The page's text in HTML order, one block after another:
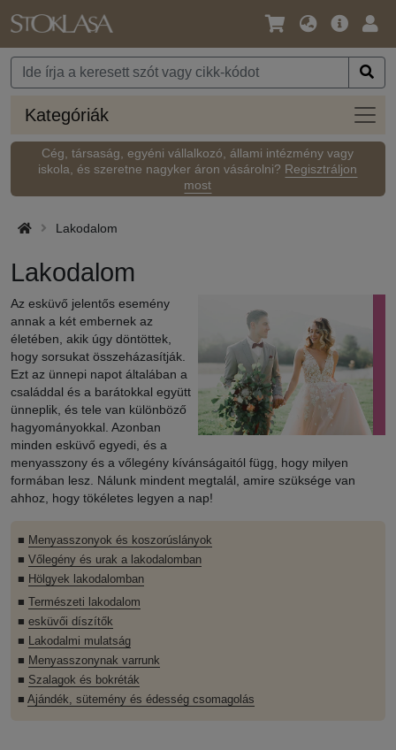
Nyelv
Pénznem
Fő
Kategóriák
Cég, társaság, egyéni vállalkozó, állami intézmény vagy
iskola, és szeretne nagyker áron vásárolni? Regisztráljon
most
Lakodalom
Lakodalom
Az esküvő jelentős esemény
annak a két embernek az
életében, akik úgy döntöttek,
hogy sorsukat összeházasítják.
Ezt az ünnepi napot általában a
családdal és a barátokkal együtt
ünneplik, és tele van különböző
hagyományokkal. Azonban
minden esküvő egyedi, és a
menyasszony és a vőlegény kívánságaitól függ, hogy milyen
formában lesz. Nálunk mindent megtalál, amire szüksége van
ahhoz, hogy tökéletes legyen a nap!
■ Menyasszonyok és koszorúslányok
■ Vőlegény és urak a lakodalomban
■ Hölgyek lakodalomban
■
Természeti lakodalom
■ esküvői díszítők
■ Lakodalmi mulatság
■ Menyasszonynak varrunk
■ Szalagok és bokréták
■ Ajándék, sütemény és édesség csomagolás